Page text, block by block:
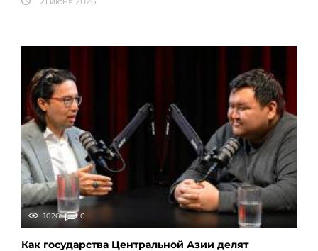
1026 0
Как государства Центральной Азии делят